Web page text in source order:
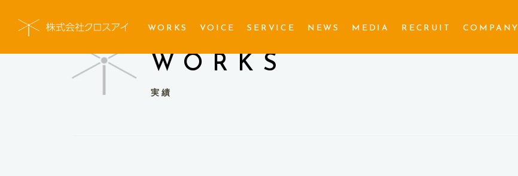
WORKS VOICE SERVICE NEWS MEDIA RECRUIT COMPANY
WORKS
実績